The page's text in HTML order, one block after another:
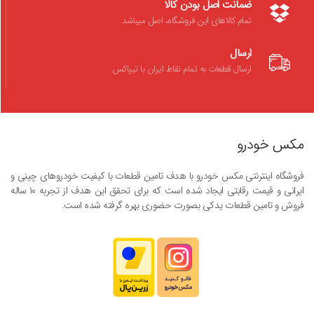
ضمانت اصل بودن کالا
تمام کالاهای این فروشگاه، اصل میباشد
ارسال
ارسال قطعات به تمام نقاط ایران با تیپاکس
مکس خودرو
فروشگاه اینترنتی مکس خودرو با هدف تامین قطعات با کیفیت خودروهای چینی و
ایرانی و قیمت رقابتی ایجاد شده است که برای تحقق این هدف از تجربه ۱۰ ساله
فروش و تامین قطعات یدکی بصورت حضوری بهره گرفته شده است.